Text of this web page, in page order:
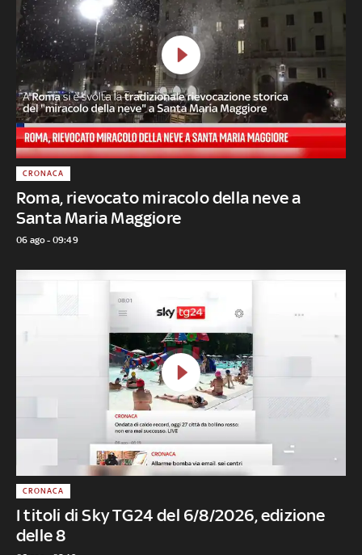
Roma, rievocato miracolo della neve a
Santa Maria Maggiore
CRONACA
06 ago - 09:49
I titoli di Sky TG24 del 6/8/2026, edizione
delle 8
CRONACA